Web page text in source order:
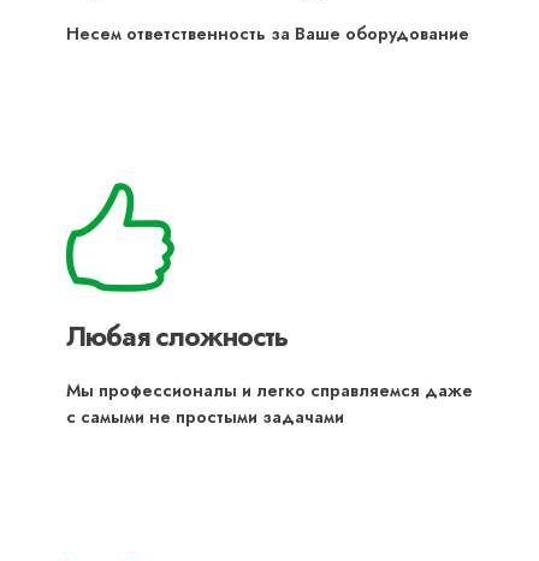
Несем ответственность за Ваше оборудование
Любая сложность
Мы профессионалы и легко справляемся даже
с самыми не простыми задачами